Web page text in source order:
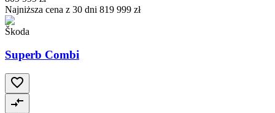
Najniższa cena z 30 dni 819 999 zł
Škoda
Superb Combi